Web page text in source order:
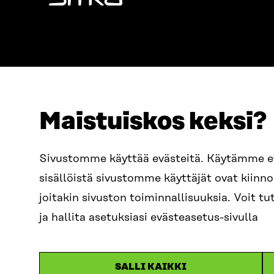
Maistuiskos keksi?
Sivustomme käyttää evästeitä. Käytämme
sisällöistä sivustomme käyttäjät ovat
joitakin sivuston toiminnallisuuksia. Voit
ja hallita asetuksiasi evästeasetus-sivulla
SALLI KAIKKI
Sitra
Itämerenkatu 11-13, PL 160,
00181 Helsinki
Saapumisohjeet
Y-TUNNUS
+358